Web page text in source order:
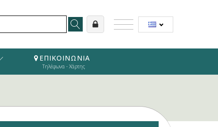
ΕΠΙΚΟΙΝΩΝΙΑ
Τηλέφωνα - Χάρτης